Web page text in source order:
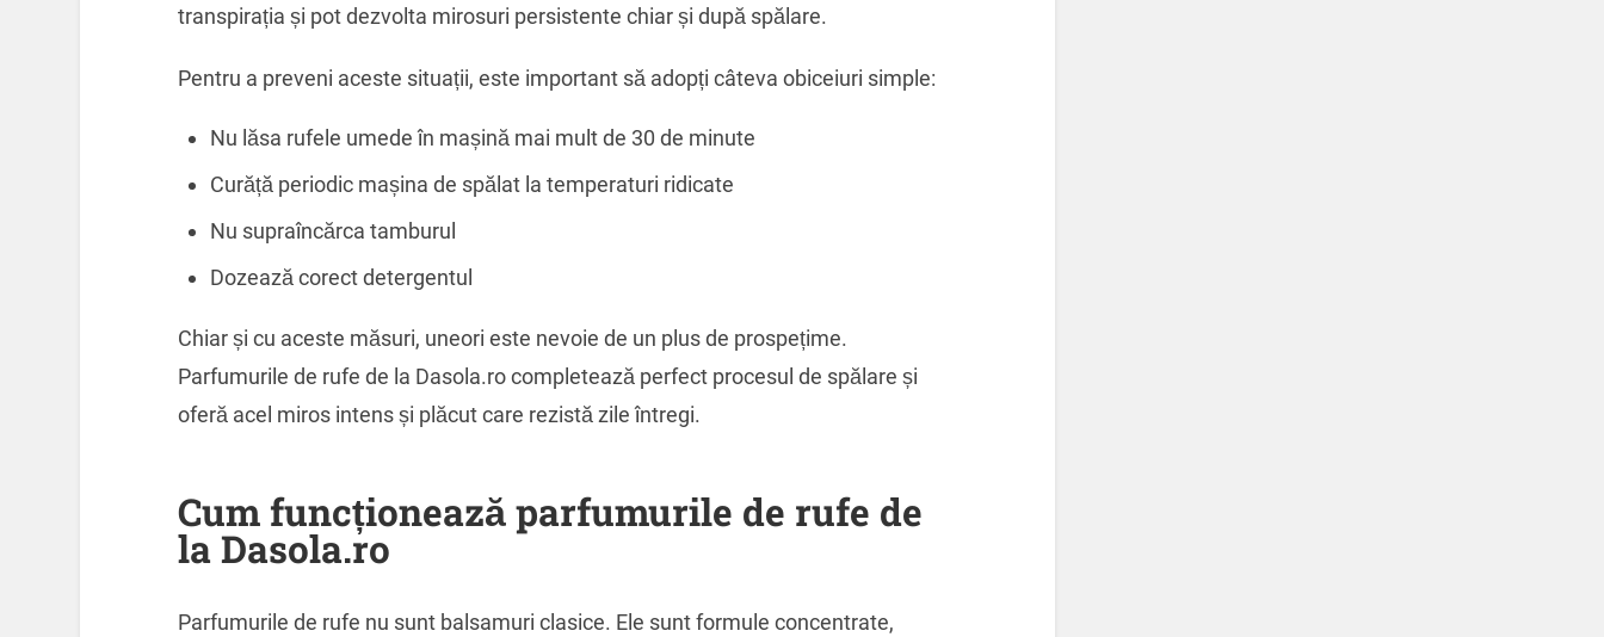
transpirația și pot dezvolta mirosuri persistente chiar și după spălare.
Pentru a preveni aceste situații, este important să adopți câteva obiceiuri simple:
Nu lăsa rufele umede în mașină mai mult de 30 de minute
Curăță periodic mașina de spălat la temperaturi ridicate
Nu supraîncărca tamburul
Dozează corect detergentul
Chiar și cu aceste măsuri, uneori este nevoie de un plus de prospețime.
Parfumurile de rufe de la Dasola.ro completează perfect procesul de spălare și
oferă acel miros intens și plăcut care rezistă zile întregi.
Cum funcționează parfumurile de rufe de
la Dasola.ro
Parfumurile de rufe nu sunt balsamuri clasice. Ele sunt formule concentrate,